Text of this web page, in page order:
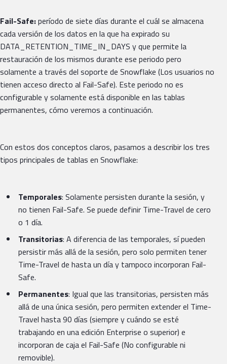
Fail-Safe:período de siete días durante el cuál se almacena
cada versión de los datos en la que ha expirado su
DATA_RETENTION_TIME_IN_DAYS y que permite la
restauración de los mismos durante ese periodo pero
solamente a través del soporte de Snowflake (Los usuarios no
tienen acceso directo al Fail-Safe). Este periodo no es
configurable y solamente está disponible en las tablas
permanentes, cómo veremos a continuación.
Con estos dos conceptos claros, pasamos a describir los tres
tipos principales de tablas en Snowflake:
Temporales: Solamente persisten durante la sesión, y
no tienen Fail-Safe. Se puede definir Time-Travel de cero
o 1 día.
Transitorias: A diferencia de las temporales, sí pueden
persistir más allá de la sesión, pero solo permiten tener
Time-Travel de hasta un día y tampoco incorporan Fail-
Safe.
Permanentes: Igual que las transitorias, persisten más
allá de una única sesión, pero permiten extender el Time-
Travel hasta 90 días (siempre y cuándo se esté
trabajando en una edición Enterprise o superior) e
incorporan de caja el Fail-Safe (No configurable ni
removible).